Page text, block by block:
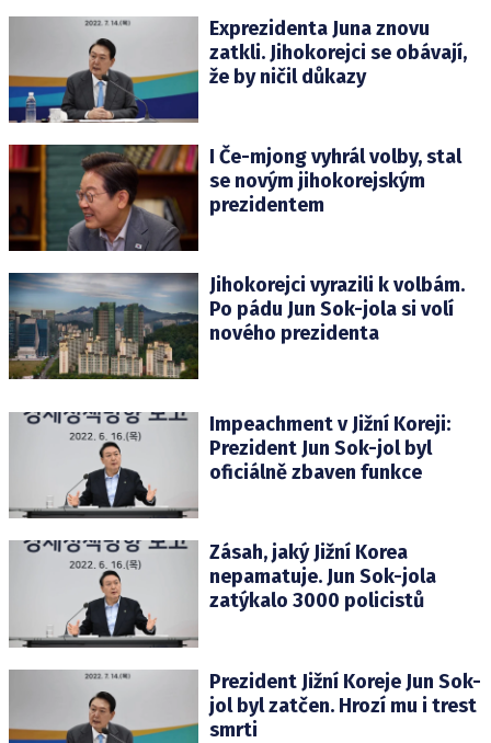
Exprezidenta Juna znovu
zatkli. Jihokorejci se obávají,
že by ničil důkazy
I Če-mjong vyhrál volby, stal
se novým jihokorejským
prezidentem
Jihokorejci vyrazili k volbám.
Po pádu Jun Sok-jola si volí
nového prezidenta
Impeachment v Jižní Koreji:
Prezident Jun Sok-jol byl
oficiálně zbaven funkce
Zásah, jaký Jižní Korea
nepamatuje. Jun Sok-jola
zatýkalo 3000 policistů
Prezident Jižní Koreje Jun Sok-
jol byl zatčen. Hrozí mu i trest
smrti